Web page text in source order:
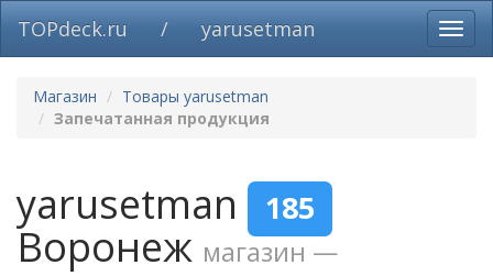
TOPdeck.ru / yarusetman
Магазин
Товары yarusetman
Запечатанная продукция
yarusetman 185
Воронеж магазин —